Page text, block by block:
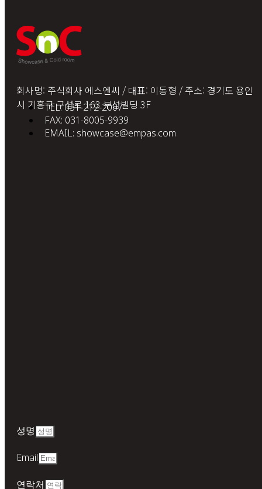
회사명: 주식회사 에스엔씨 / 대표: 이동형 / 주소: 경기도 용인
시 기흥구 구성로 163 부성빌딩 3F
TEL: 031-212-2007
FAX: 031-8005-9939
EMAIL: showcase@empas.com
성명
Email
연락처